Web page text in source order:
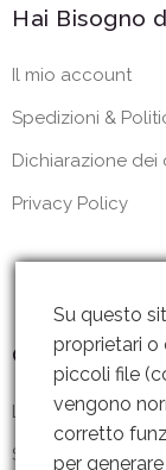
Hai Bisogno
Il mio account
Spedizioni &
Dichiarazione dei
Privacy Policy
Contattaci
Lun – Ven: 8 –
Sabato: Chiuso
Su questo
proprietari o
piccoli file
vengono
corretto
per